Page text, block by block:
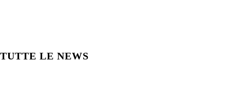
TUTTE LE NEWS